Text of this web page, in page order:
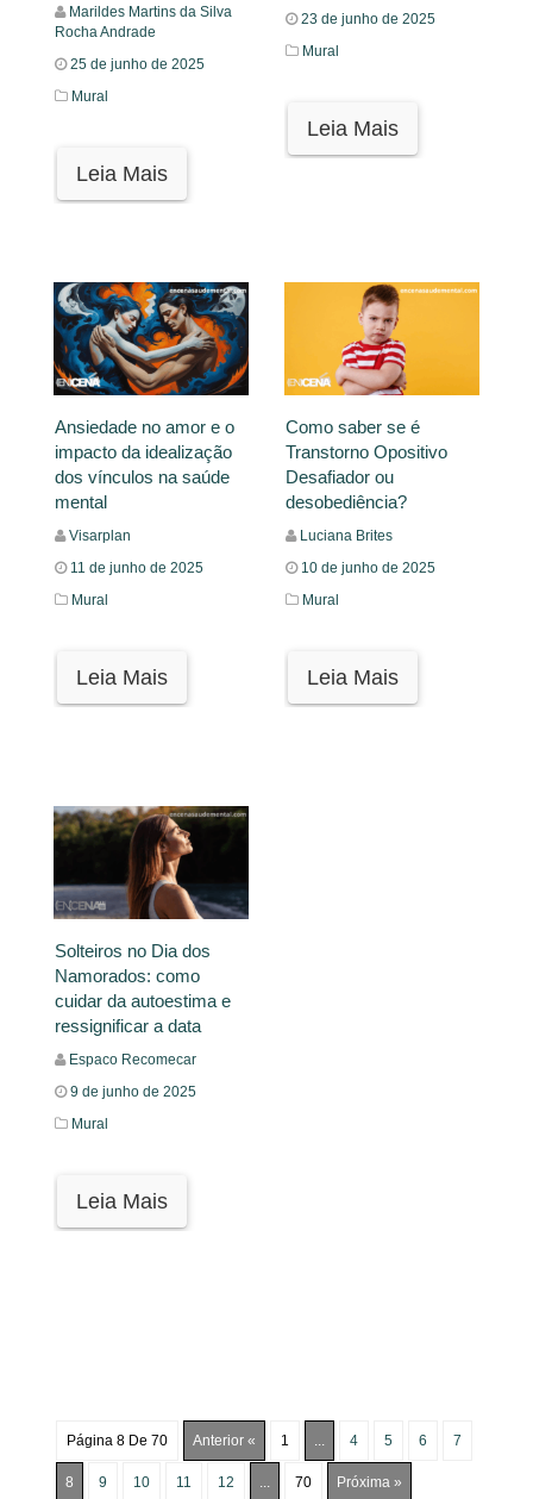
Marildes Martins da Silva
Rocha Andrade
25 de junho de 2025
Mural
Leia Mais
23 de junho de 2025
Mural
Leia Mais
Ansiedade no amor e o
impacto da idealização
dos vínculos na saúde
mental
Visarplan
11 de junho de 2025
Mural
Leia Mais
Como saber se é
Transtorno Opositivo
Desafiador ou
desobediência?
Luciana Brites
10 de junho de 2025
Mural
Leia Mais
Solteiros no Dia dos
Namorados: como
cuidar da autoestima e
ressignificar a data
Espaco Recomecar
9 de junho de 2025
Mural
Leia Mais
Página 8 De 70 Anterior « 1 ... 4 5 6 7
8 9 10 11 12 ... 70 Próxima »